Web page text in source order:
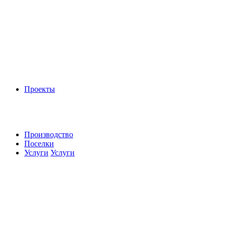
Проекты
Производство
Поселки
Услуги Услуги